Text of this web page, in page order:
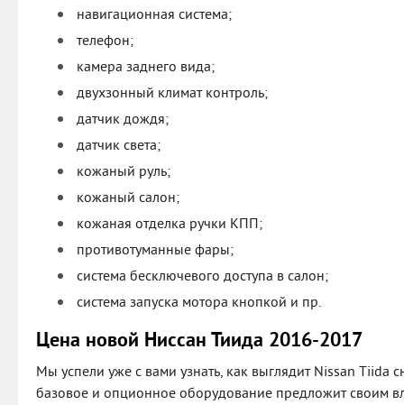
навигационная система;
телефон;
камера заднего вида;
двухзонный климат контроль;
датчик дождя;
датчик света;
кожаный руль;
кожаный салон;
кожаная отделка ручки КПП;
противотуманные фары;
система бесключевого доступа в салон;
система запуска мотора кнопкой и пр.
Цена новой Ниссан Тиида 2016-2017
Мы успели уже с вами узнать, как выглядит Nissan Tiida
базовое и опционное оборудование предложит своим